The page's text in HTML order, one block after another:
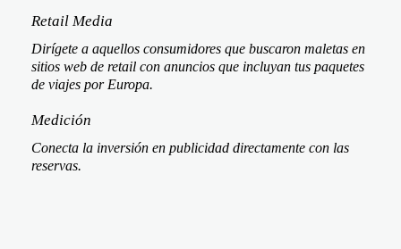
Retail Media
Dirígete a aquellos consumidores que buscaron maletas en
sitios web de retail con anuncios que incluyan tus paquetes
de viajes por Europa.
Medición
Conecta la inversión en publicidad directamente con las
reservas.